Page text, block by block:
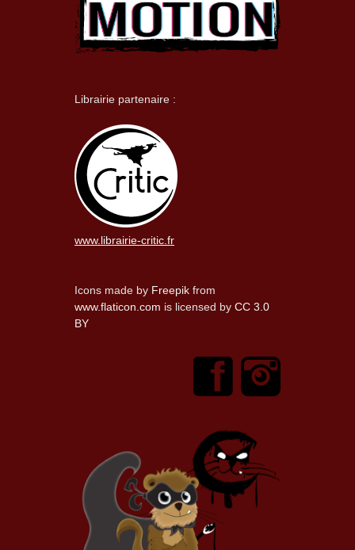
Librairie partenaire :
www.librairie-critic.fr
Icons made by Freepik from
www.flaticon.com is licensed by CC 3.0
BY